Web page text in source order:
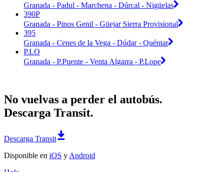
Granada - Padul - Marchena - Dúrcal - Nigüelas
390P
Granada - Pinos Genil - Güejar Sierra Provisional
395
Granada - Cenes de la Vega - Dúdar - Quéntar
P.LO
Granada - P.Puente - Venta Algarra - P.Lope
No vuelvas a perder el autobús.
Descarga Transit.
Descarga Transit
Disponible en iOS y Android